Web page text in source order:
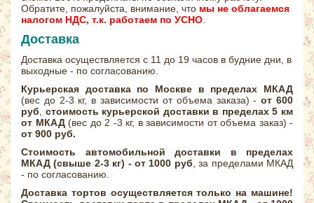
Обратите, пожалуйста, внимание, что мы не облагаемся
налогом НДС, т.к. работаем по УСНО
Доставка
Доставка осуществляется с 11 до 19 часов в будние дни, в
выходные - по согласованию.
Курьерская доставка по Москве
в пределах МКАД
(вес до 2-3 кг, в зависимости от объема заказа) -от 600
руб
стоимость курьерской доставки в пределах 5 км
от МКАД(вес до 2 -3 кг, в зависимости от объема заказ) -
от 900 руб.
Стоимость автомобильной доставки в пределах
МКАД (свыше 2-3 кг) - от 1000 руб , за пределами МКАД
- по согласованию.
Доставка тортов осуществляется только на машине!